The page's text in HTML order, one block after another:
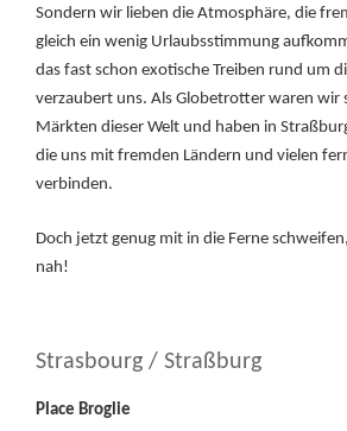
Sondern wir lieben die Atmosphäre, die
gleich ein wenig Urlaubsstimmung
das fast schon exotische Treiben rund um
verzaubert uns. Als Globetrotter waren wir
Märkten dieser Welt und haben in
die uns mit fremden Ländern und vielen
verbinden.
Doch jetzt genug mit in die Ferne
nah!
Strasbourg / Straßburg
Place Broglie